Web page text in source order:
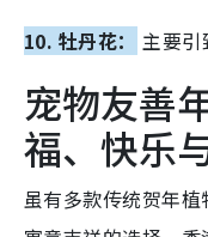
10. 牡丹花：
主要引
宠物友善
福、快乐
虽有多款传统贺年